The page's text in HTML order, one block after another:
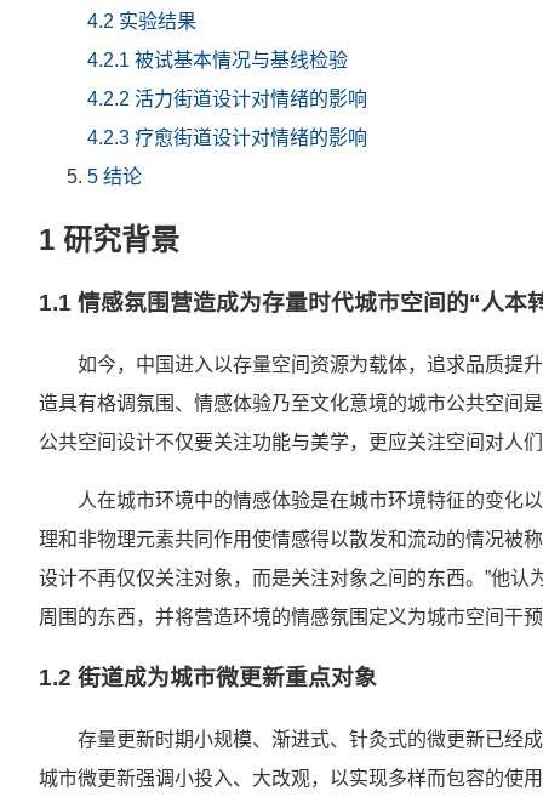
4.2 实验结果
4.2.1 被试基本情况与基线检验
4.2.2 活力街道设计对情绪的影响
4.2.3 疗愈街道设计对情绪的影响
5 结论
1 研究背景
1.1 情感氛围营造成为存量时代城市空间的“人本
如今，中国进入以存量空间资源为载体，追求品质提
造具有格调氛围、情感体验乃至文化意境的城市公共空间
公共空间设计不仅要关注功能与美学，更应关注空间对人
人在城市环境中的情感体验是在城市环境特征的变化
理和非物理元素共同作用使情感得以散发和流动的情况被
设计不再仅仅关注对象，而是关注对象之间的东西。”他
周围的东西，并将营造环境的情感氛围定义为城市空间干
1.2 街道成为城市微更新重点对象
存量更新时期小规模、渐进式、针灸式的微更新已经
城市微更新强调小投入、大改观，以实现多样而包容的使